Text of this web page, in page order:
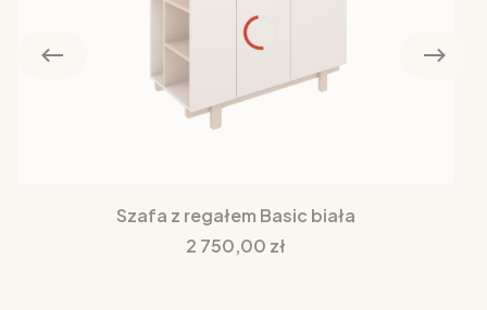
Szafa z regałem Basic biała
Cena
2 750,00 zł